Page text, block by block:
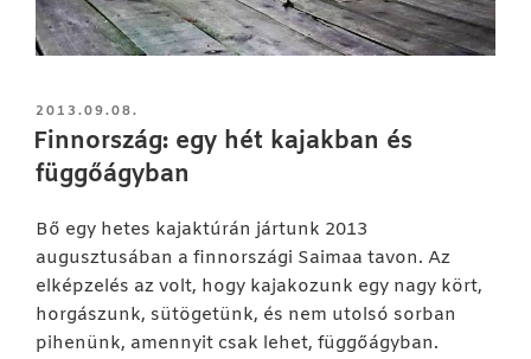
BEKÜLDVE:
2013.09.08.
Finnország: egy hét kajakban és
függőágyban
Bő egy hetes kajaktúrán jártunk 2013
augusztusában a finnországi Saimaa tavon. Az
elképzelés az volt, hogy kajakozunk egy nagy kört,
horgászunk, sütögetünk, és nem utolsó sorban
pihenünk, amennyit csak lehet, függőágyban.